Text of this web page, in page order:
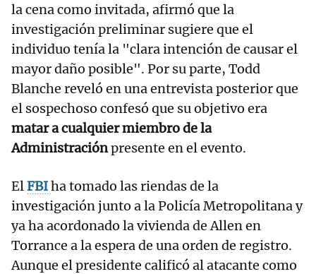
la cena como invitada, afirmó que la
investigación preliminar sugiere que el
individuo tenía la "clara intención de causar el
mayor daño posible". Por su parte, Todd
Blanche reveló en una entrevista posterior que
el sospechoso confesó que su objetivo era
matar a cualquier miembro de la
Administraciónpresente en el evento.
ElFBIha tomado las riendas de la
investigación junto a la Policía Metropolitana y
ya ha acordonado la vivienda de Allen en
Torrance a la espera de una orden de registro.
Aunque el presidente calificó al atacante como